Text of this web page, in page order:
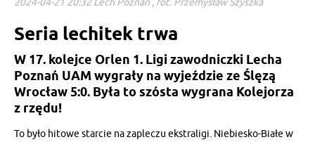
Seria lechitek trwa
W 17. kolejce Orlen 1. Ligi zawodniczki Lecha
Poznań UAM wygrały na wyjeździe ze Ślęzą
Wrocław 5:0. Była to szósta wygrana Kolejorza
z rzędu!
To było hitowe starcie na zapleczu ekstraligi. Niebiesko-Białe w